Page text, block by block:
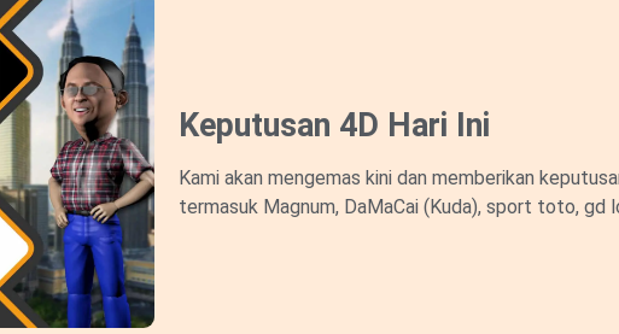
Keputusan 4D Hari Ini
Kami akan mengemas kini dan memberikan
termasuk Magnum, DaMaCai (Kuda), sport toto,